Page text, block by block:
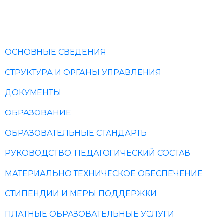
ОСНОВНЫЕ СВЕДЕНИЯ
СТРУКТУРА И ОРГАНЫ УПРАВЛЕНИЯ
ДОКУМЕНТЫ
ОБРАЗОВАНИЕ
ОБРАЗОВАТЕЛЬНЫЕ СТАНДАРТЫ
РУКОВОДСТВО. ПЕДАГОГИЧЕСКИЙ СОСТАВ
МАТЕРИАЛЬНО ТЕХНИЧЕСКОЕ ОБЕСПЕЧЕНИЕ
СТИПЕНДИИ И МЕРЫ ПОДДЕРЖКИ
ПЛАТНЫЕ ОБРАЗОВАТЕЛЬНЫЕ УСЛУГИ